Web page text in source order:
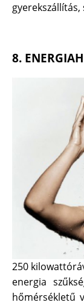
8.
250
energia
hőmérsékletű